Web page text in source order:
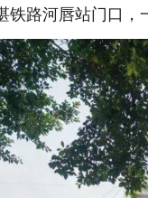
铁路河唇站门口